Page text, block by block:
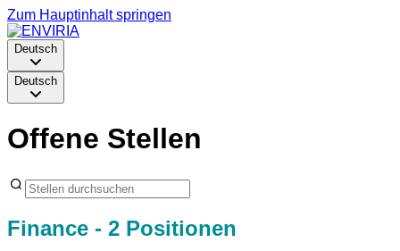
Zum Hauptinhalt springen
Deutsch
Deutsch
Offene Stellen
Finance - 2 Positionen